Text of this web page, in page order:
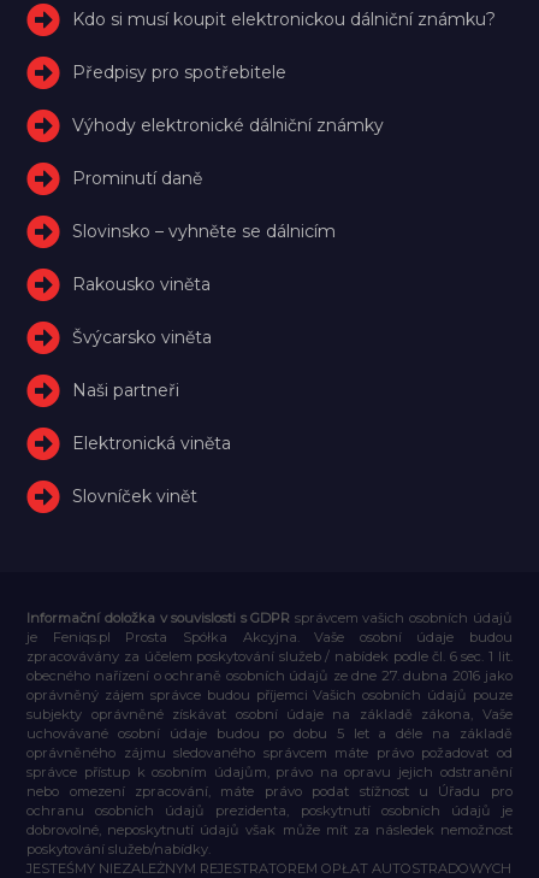
Kdo si musí koupit elektronickou dálniční známku?
Předpisy pro spotřebitele
Výhody elektronické dálniční známky
Prominutí daně
Slovinsko – vyhněte se dálnicím
Rakousko viněta
Švýcarsko viněta
Naši partneři
Elektronická viněta
Slovníček vinět
Informační doložka v souvislosti s GDPR správcem vašich osobních údajů
je Feniqs.pl Prosta Spółka Akcyjna. Vaše osobní údaje budou
zpracovávány za účelem poskytování služeb / nabídek podle čl. 6 sec. 1 lit.
obecného nařízení o ochraně osobních údajů ze dne 27. dubna 2016 jako
oprávněný zájem správce budou příjemci Vašich osobních údajů pouze
subjekty oprávněné získávat osobní údaje na základě zákona, Vaše
uchovávané osobní údaje budou po dobu 5 let a déle na základě
oprávněného zájmu sledovaného správcem máte právo požadovat od
správce přístup k osobním údajům, právo na opravu jejich odstranění
nebo omezení zpracování, máte právo podat stížnost u Úřadu pro
ochranu osobních údajů prezidenta, poskytnutí osobních údajů je
dobrovolné, neposkytnutí údajů však může mít za následek nemožnost
poskytování služeb/nabídky.
JESTEŚMY NIEZALEŻNYM REJESTRATOREM OPŁAT AUTOSTRADOWYCH